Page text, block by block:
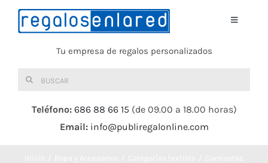
Saltar
Toggle
Tu empresa de regalos personalizados
Buscar:
Teléfono: 686 88 66 15 (de 09.00 a 18.00 horas)
Email: info@publiregalonline.com